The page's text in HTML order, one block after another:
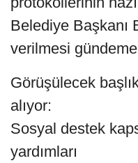
Belediye Başkanı
verilmesi
Görüşülecek
alıyor:
Sosyal destek
yardımları